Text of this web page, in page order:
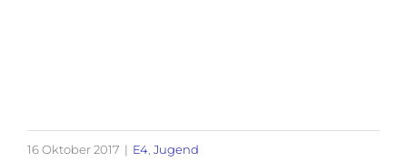
16 Oktober 2017 | E4 Jugend